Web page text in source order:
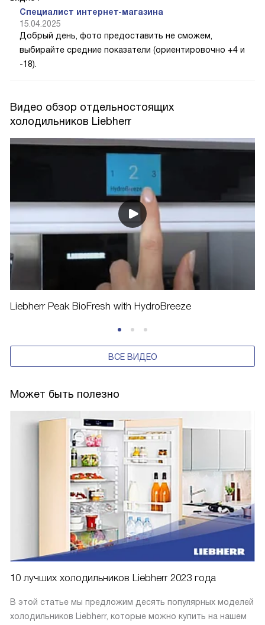
Специалист интернет-магазина
15.04.2025
Добрый день, фото предоставить не сможем,
выбирайте средние показатели (ориентировочно +4 и
-18).
Видео обзор отдельностоящих
холодильников Liebherr
Liebherr Peak BioFresh with HydroBreeze
ВСЕ ВИДЕО
Может быть полезно
10 лучших холодильников Liebherr 2023 года
В этой статье мы предложим десять популярных моделей
холодильников Liebherr, которые можно купить на нашем